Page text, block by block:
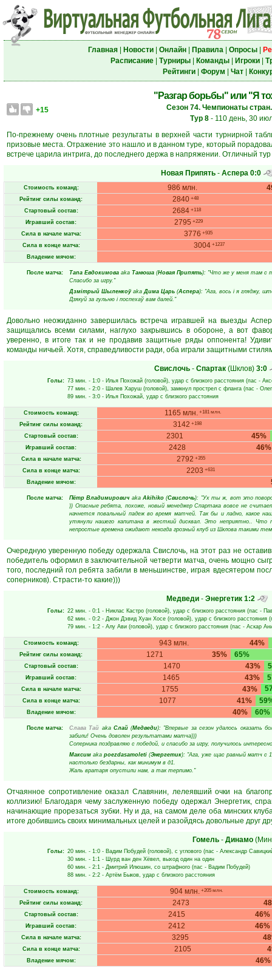
Главная| Новости| Онлайн| Правила| Опросы|
Расписание| Турниры| Команды| Игроки|
Рейтинги| Форум Чат|
"Разгар борьбы" или "Я
+15
Сезон 74. Чемпионаты
Тур 8- 110 день, 30
По-прежнему очень плотные результаты в верхней части турнирной
призовые места. Отражение это нашло и в данном туре, который
встрече царила интрига, до последнего держа в напряжении. Отличный
Новая Припять- Аспера 0:0
Стоимость команд: 986 млн.
Рейтинг силы команд: 2840+48
Стартовый состав: 2684 +118
Игравший состав: 2795 +229
Сила в начале матча: 3776 +935
Сила в конце матча: 3004 +1237
Владение мячом:
После матча: Tana Евдокимова aka Tанюша (Новая Припять): "Что же у меня там с
Спасибо за игру."
Дзмітрый Шыленкоў aka Дима Царь (Аспера): "Ага, вось і я гляджу,
Дзякуй за гульню і поспехаў вам далей."
Довольно неожиданно завершилась встреча игравшей на выезды
защищались всеми силами, наглухо закрывшись в обороне, а вот
уверенно, в итоге так и не продавив защитные ряды оппонента!
команды ничьей. Хотя, справедливости ради, оба играли защитными
Свислочь - Спартак (Шклов) 3:0
Голы: 73 мин. - 1:0 - Илья Похожай (головой), удар с близкого расстояния (пас -
77 мин. - 2:0 - Шалев Харуш (головой), замкнул прострел с фланга (пас -
89 мин. - 3:0 - Илья Похожай, удар с близкого расстояния
Стоимость команд: 1165 млн. +181 млн.
Рейтинг силы команд: 3142 +198
Стартовый состав: 45%
2301
Игравший состав: 46%
2428
Сила в начале матча: 2792 +355
Сила в конце матча: 2203 +631
Владение мячом:
После матча: Пётр Владимирович aka Akihiko (Свислочь): "Ух ты ж, вот это
)) Опасные ребята, похоже, новый менеджер Спартака вовсе не
начнется повальный падеж во время матчей. Так бы и ладно, какое
утянули нашего капитана в жесткий дисквал. Это неприятно..
непростые времена ожидают некогда грозный клуб из Шклова такими
Очередную уверенную победу одержала Свислочь, на этот раз не
победитель оформил в заключительной четверти матча, очень мощно
того, последний гол ребята забили в меньшинстве, играя вдесятером
соперников). Страсти-то какие)))
Медведи - Энергетик 1:2
Голы: 22 мин. - 0:1 - Никлас Кастро (головой), удар с близкого расстояния (пас -
62 мин. - 0:2 - Джон Дэвид Хуан Хосе (головой), удар с близкого расстояния
79 мин. - 1:2 - Алу Ави (головой), удар с близкого расстояния (пас - Аскар
Стоимость команд: 44%
943 млн.
Рейтинг силы команд: 35%
1271 65%
Стартовый состав: 43%
1470
Игравший состав: 43%
1465
Сила в начале матча: 43%
1755
Сила в конце матча: 41%
1077
Владение мячом: 40% 60%
После матча: Слава Тай aka Слай (Медведи): "Впервые за сезон удалось оказать
забили! Очень доволен результатами матча)))
Соперника поздравляю с победой, и спасибо за игру, получилось
Максим aka poezdasamoleti (Энергетик): "Ага, уже щас равный матч с
настолько бездарны, как минимум в д1.
Жаль вратаря опустили нам, а так терпимо."
Отчаянное сопротивление оказал Славянин, лелеявший очки на
коллизию! Благодаря чему заслуженную победу одержал Энергетик,
начинающие прорезаться зубки. Ну и да, на самом деле оба минских
итоге добившись своих минимальных целей и разойдясь довольные друг
Гомель- Динамо
Голы: 20 мин. - 1:0 - Вадим Побудей (головой), с углового (пас - Александр
30 мин. - 1:1 - Шурд ван ден Хёвел, выход один на один
60 мин. - 2:1 - Дмитрий Илюшин, со штрафного (пас - Вадим Побудей)
88 мин. - 2:2 - Артём Быков, удар с близкого расстояния
Стоимость команд: 904 млн. +205 млн.
Рейтинг силы команд: 2473
Стартовый состав: 46%
2415
Игравший состав: 46%
2412
Сила в начале матча: 3295
Сила в конце матча: 2105
Владение мячом:
46%